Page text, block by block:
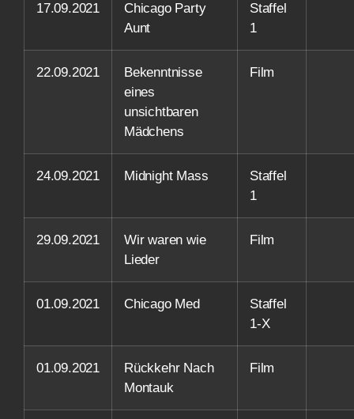
17.09.2021
Chicago Party
Aunt
Staffel
1
22.09.2021
Bekenntnisse
eines
unsichtbaren
Mädchens
Film
24.09.2021 Midnight Mass
Staffel
1
29.09.2021
Wir waren wie
Lieder
Film
01.09.2021 Chicago Med
Staffel
1-X
01.09.2021
Rückkehr Nach
Montauk
Film